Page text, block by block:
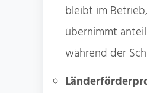
bleibt im
übernimmt
während der